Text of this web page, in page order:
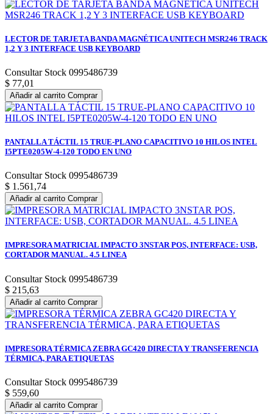
LECTOR DE TARJETA BANDA MAGNÉTICA UNITECH MSR246 TRACK
1,2 Y 3 INTERFACE USB KEYBOARD
Consultar Stock 0995486739
$ 77,01
Añadir al carrito Comprar
PANTALLA TÁCTIL 15 TRUE-PLANO CAPACITIVO 10 HILOS INTEL
I5PTE0205W-4-120 TODO EN UNO
Consultar Stock 0995486739
$ 1.561,74
Añadir al carrito Comprar
IMPRESORA MATRICIAL IMPACTO 3NSTAR POS, INTERFACE: USB,
CORTADOR MANUAL. 4.5 LINEA
Consultar Stock 0995486739
$ 215,63
Añadir al carrito Comprar
IMPRESORA TÉRMICA ZEBRA GC420 DIRECTA Y TRANSFERENCIA
TÉRMICA, PARA ETIQUETAS
Consultar Stock 0995486739
$ 559,60
Añadir al carrito Comprar